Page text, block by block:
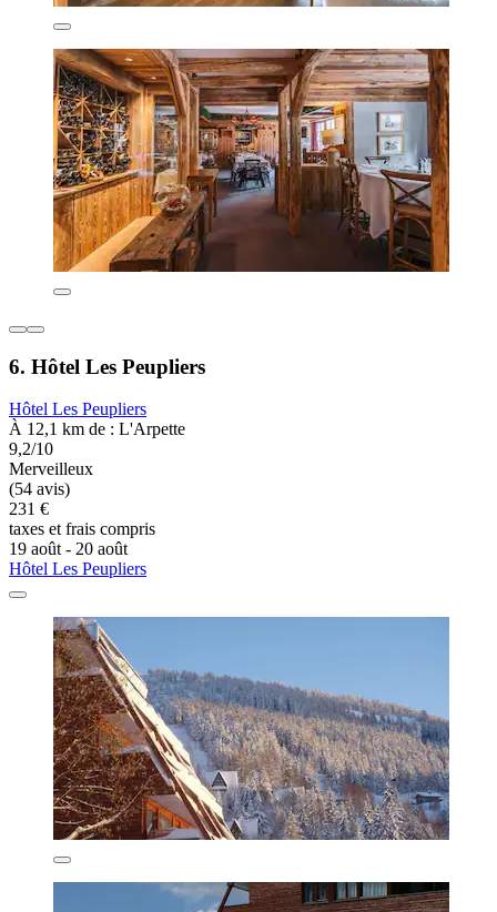
6. Hôtel Les Peupliers
Hôtel Les Peupliers
À 12,1 km de : L'Arpette
9,2/10
Merveilleux
(54 avis)
231 €
taxes et frais compris
19 août - 20 août
Hôtel Les Peupliers